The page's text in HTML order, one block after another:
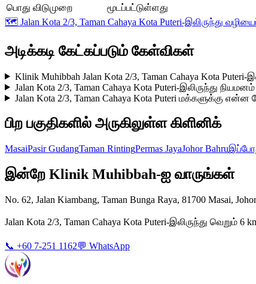
பொது விடுமுறை
மூடப்பட்டுள்ளது
🗺️ Jalan Kota 2/3, Taman Cahaya Kota Puteri-இலிருந்து
அடிக்கடி கேட்கப்படும் கேள்விகள்
Klinik Muhibbah Jalan Kota 2/3, Taman Cahaya Kota Puteri-
Jalan Kota 2/3, Taman Cahaya Kota Puteri-இலிருந்து
Jalan Kota 2/3, Taman Cahaya Kota Puteri மக்களுக்கு
பிற பகுதிகளில் அருகிலுள்ள கிளினிக்
MasaiPasir GudangTaman RintingPermas JayaJohor Bahru
இன்றே Klinik Muhibbah-ஐ வாருங்கள்
No. 62, Jalan Kiambang, Taman Bunga Raya, 81700 Masai, Johor
Jalan Kota 2/3, Taman Cahaya Kota Puteri-இலிருந்து வெறும்
📞 +60 7-251 1162💬 WhatsApp